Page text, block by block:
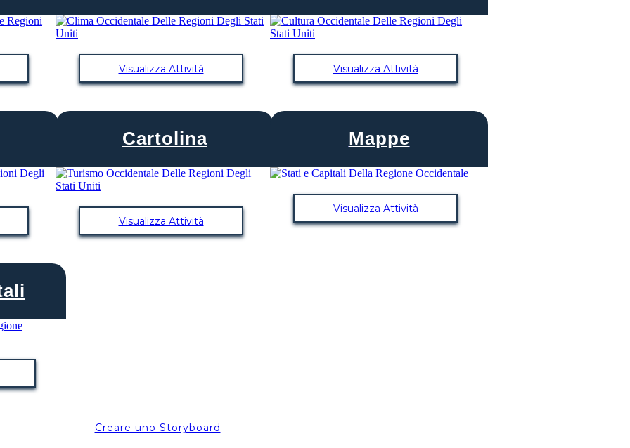
Visualizza Attività Visualizza Attività
Cartolina
Visualizza Attività
Mappe
Visualizza Attività
Creare uno Storyboard